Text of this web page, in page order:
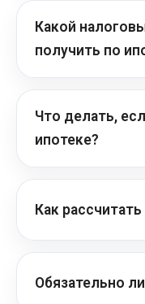
Какой
получить по
Что делать,
ипотеке?
Как
Обязательно